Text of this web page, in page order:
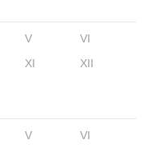
V
VI
XI XII
V
VI